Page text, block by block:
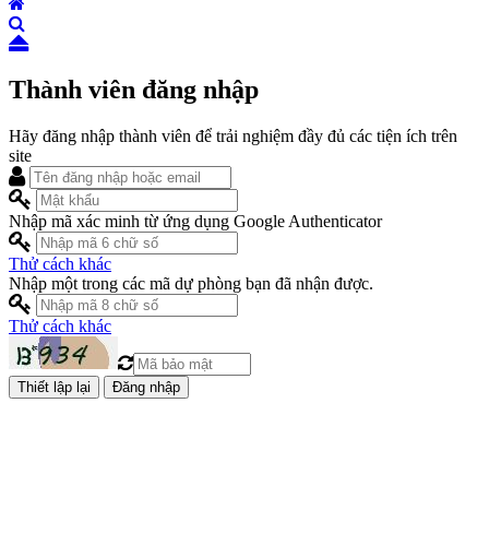
Thành viên đăng nhập
Hãy đăng nhập thành viên để trải nghiệm đầy đủ các tiện ích trên
site
Nhập mã xác minh từ ứng dụng Google Authenticator
Thử cách khác
Nhập một trong các mã dự phòng bạn đã nhận được.
Thử cách khác
Đăng nhập